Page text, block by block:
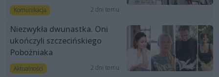
Komunikacja 2 dni temu
Niezwykła dwunastka. Oni
ukończyli szczecińskiego
Pobożniaka
Aktualności 2 dni temu